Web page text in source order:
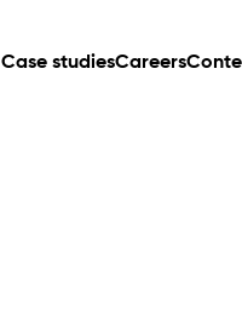
Case studiesCareers